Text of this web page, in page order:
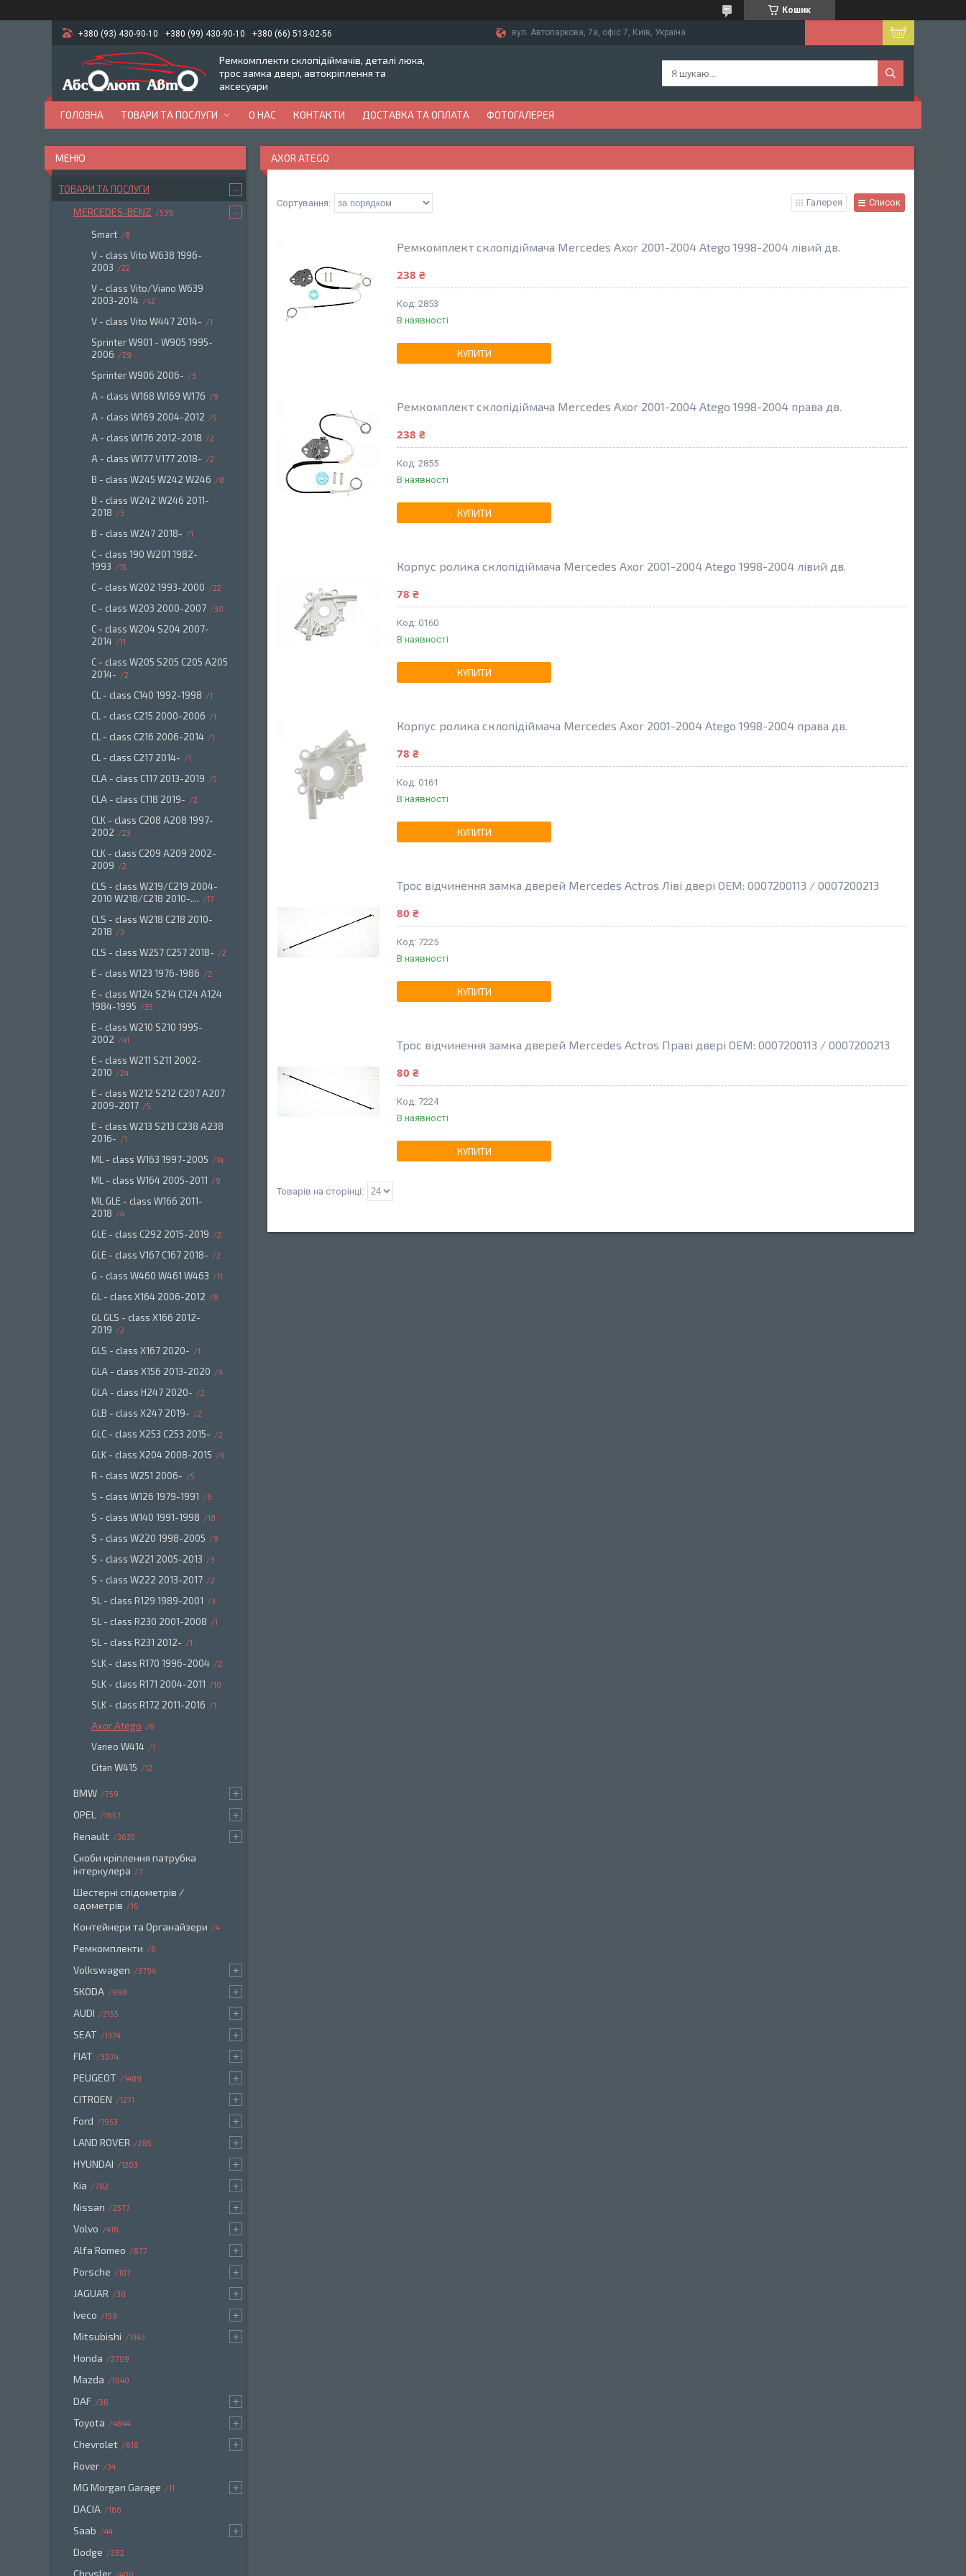
Кошик
+380 (93) 430-90-10 +380 (99) 430-90-10 +380 (66) 513-02-56 вул. Автопаркова, 7а, офіс 7, Київ, Україна
Ремкомплекти склопідіймачів, деталі люка,
трос замка двері, автокріплення та
аксесуари
ГОЛОВНА ТОВАРИ ТА ПОСЛУГИ О НАС КОНТАКТИ ДОСТАВКА ТА ОПЛАТА ФОТОГАЛЕРЕЯ
AXOR ATEGO
Галерея Список
Ремкомплект склопідіймача Mercedes Axor 2001-2004 Atego 1998-2004 лівий дв.
238 ₴
2853
В наявності
КУПИТИ
Ремкомплект склопідіймача Mercedes Axor 2001-2004 Atego 1998-2004 права дв.
238 ₴
2855
В наявності
КУПИТИ
Корпус ролика склопідіймача Mercedes Axor 2001-2004 Atego 1998-2004 лівий дв.
78 ₴
0160
В наявності
КУПИТИ
Корпус ролика склопідіймача Mercedes Axor 2001-2004 Atego 1998-2004 права дв.
78 ₴
0161
В наявності
КУПИТИ
Трос відчинення замка дверей Mercedes Actros Ліві двері OEM: 0007200113 / 0007200213
80 ₴
7225
В наявності
КУПИТИ
Трос відчинення замка дверей Mercedes Actros Праві двері OEM: 0007200113 / 0007200213
80 ₴
7224
В наявності
КУПИТИ
ТОВАРИ ТА ПОСЛУГИ
MERCEDES-BENZ 539
Smart 8
V - class Vito W638 1996-
2003
22
V - class Vito/Viano W639
2003-2014
42
V - class Vito W447 2014- 1
Sprinter W901 - W905 1995-
2006
29
Sprinter W906 2006- 3
A - class W168 W169 W176 9
A - class W169 2004-2012 5
A - class W176 2012-2018 2
A - class W177 V177 2018- 2
B - class W245 W242 W246 8
B - class W242 W246 2011-
2018
3
B - class W247 2018- 1
C - class 190 W201 1982-
1993
15
C - class W202 1993-2000 22
C - class W203 2000-2007 30
C - class W204 S204 2007-
2014
11
C - class W205 S205 C205 A205
2014-
2
CL - class C140 1992-1998 1
CL - class C215 2000-2006 1
CL - class C216 2006-2014 1
CL - class C217 2014- 1
CLA - class C117 2013-2019 5
CLA - class C118 2019- 2
CLK - class C208 A208 1997-
2002
23
CLK - class C209 A209 2002-
2009
2
CLS - class W219/C219 2004-
2010 W218/C218 2010-....
17
CLS - class W218 C218 2010-
2018
3
CLS - class W257 C257 2018- 2
E - class W123 1976-1986 2
E - class W124 S214 C124 A124
1984-1995
35
E - class W210 S210 1995-
2002
41
E - class W211 S211 2002-
2010
24
E - class W212 S212 C207 A207
2009-2017
5
E - class W213 S213 C238 A238
2016-
1
ML - class W163 1997-2005 14
ML - class W164 2005-2011 9
ML GLE - class W166 2011-
2018
4
GLE - class C292 2015-2019 2
GLE - class V167 C167 2018- 2
G - class W460 W461 W463 11
GL - class X164 2006-2012 8
GL GLS - class X166 2012-
2019
2
GLS - class X167 2020- 1
GLA - class X156 2013-2020 4
GLA - class H247 2020- 2
GLB - class X247 2019- 2
GLC - class X253 C253 2015- 2
GLK - class X204 2008-2015 6
R - class W251 2006- 5
S - class W126 1979-1991 6
S - class W140 1991-1998 18
S - class W220 1998-2005 9
S - class W221 2005-2013 3
S - class W222 2013-2017 2
SL - class R129 1989-2001 3
SL - class R230 2001-2008 1
SL - class R231 2012- 1
SLK - class R170 1996-2004 2
SLK - class R171 2004-2011 10
SLK - class R172 2011-2016 1
Axor Atego 6
Vaneo W414 1
Citan W415 12
BMW 759
OPEL 1657
Renault 3635
Скоби кріплення патрубка
інтеркулера
7
Шестерні спідометрів /
одометрів
16
Контейнери та Органайзери 4
Ремкомплекти 6
Volkswagen 3794
SKODA 998
AUDI 2155
SEAT 1374
FIAT 3074
PEUGEOT 1489
CITROEN 1271
Ford 1953
LAND ROVER 285
HYUNDAI 1203
Kia 782
Nissan 2577
Volvo 416
Alfa Romeo 877
Porsche 107
JAGUAR 30
Iveco 159
Mitsubishi 1343
Honda 2709
Mazda 1040
DAF 36
Toyota 4644
Chevrolet 618
Rover 34
MG Morgan Garage 11
DACIA 166
Saab 44
Dodge 282
Chrysler